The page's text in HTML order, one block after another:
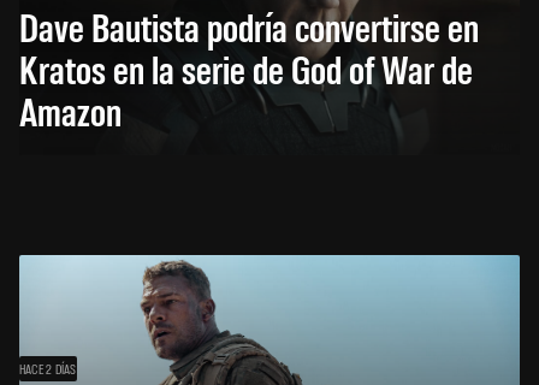
Dave Bautista podría convertirse en
Kratos en la serie de God of War de
Amazon
HACE 2 DÍAS